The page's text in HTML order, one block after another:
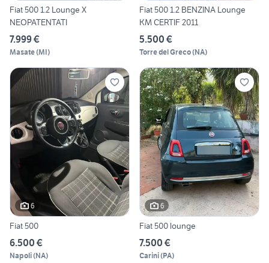
Fiat 500 1.2 Lounge X
NEOPATENTATI
7.999 €
Masate(MI)
Fiat 500 1.2 BENZINA Lounge
KM CERTIF 2011
5.500 €
Torre del Greco(NA)
6
Fiat 500
6.500 €
Napoli(NA)
6
Fiat 500 lounge
7.500 €
Carini(PA)